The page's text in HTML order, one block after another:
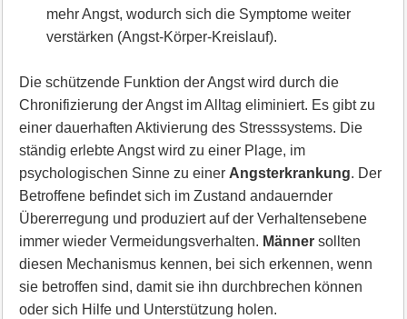
mehr Angst, wodurch sich die Symptome weiter
verstärken (Angst-Körper-Kreislauf).
Die schützende Funktion der Angst wird durch die
Chronifizierung der Angst im Alltag eliminiert. Es gibt zu
einer dauerhaften Aktivierung des Stresssystems. Die
ständig erlebte Angst wird zu einer Plage, im
psychologischen Sinne zu einer Angsterkrankung. Der
Betroffene befindet sich im Zustand andauernder
Übererregung und produziert auf der Verhaltensebene
immer wieder Vermeidungsverhalten. Männersollten
diesen Mechanismus kennen, bei sich erkennen, wenn
sie betroffen sind, damit sie ihn durchbrechen können
oder sich Hilfe und Unterstützung holen.